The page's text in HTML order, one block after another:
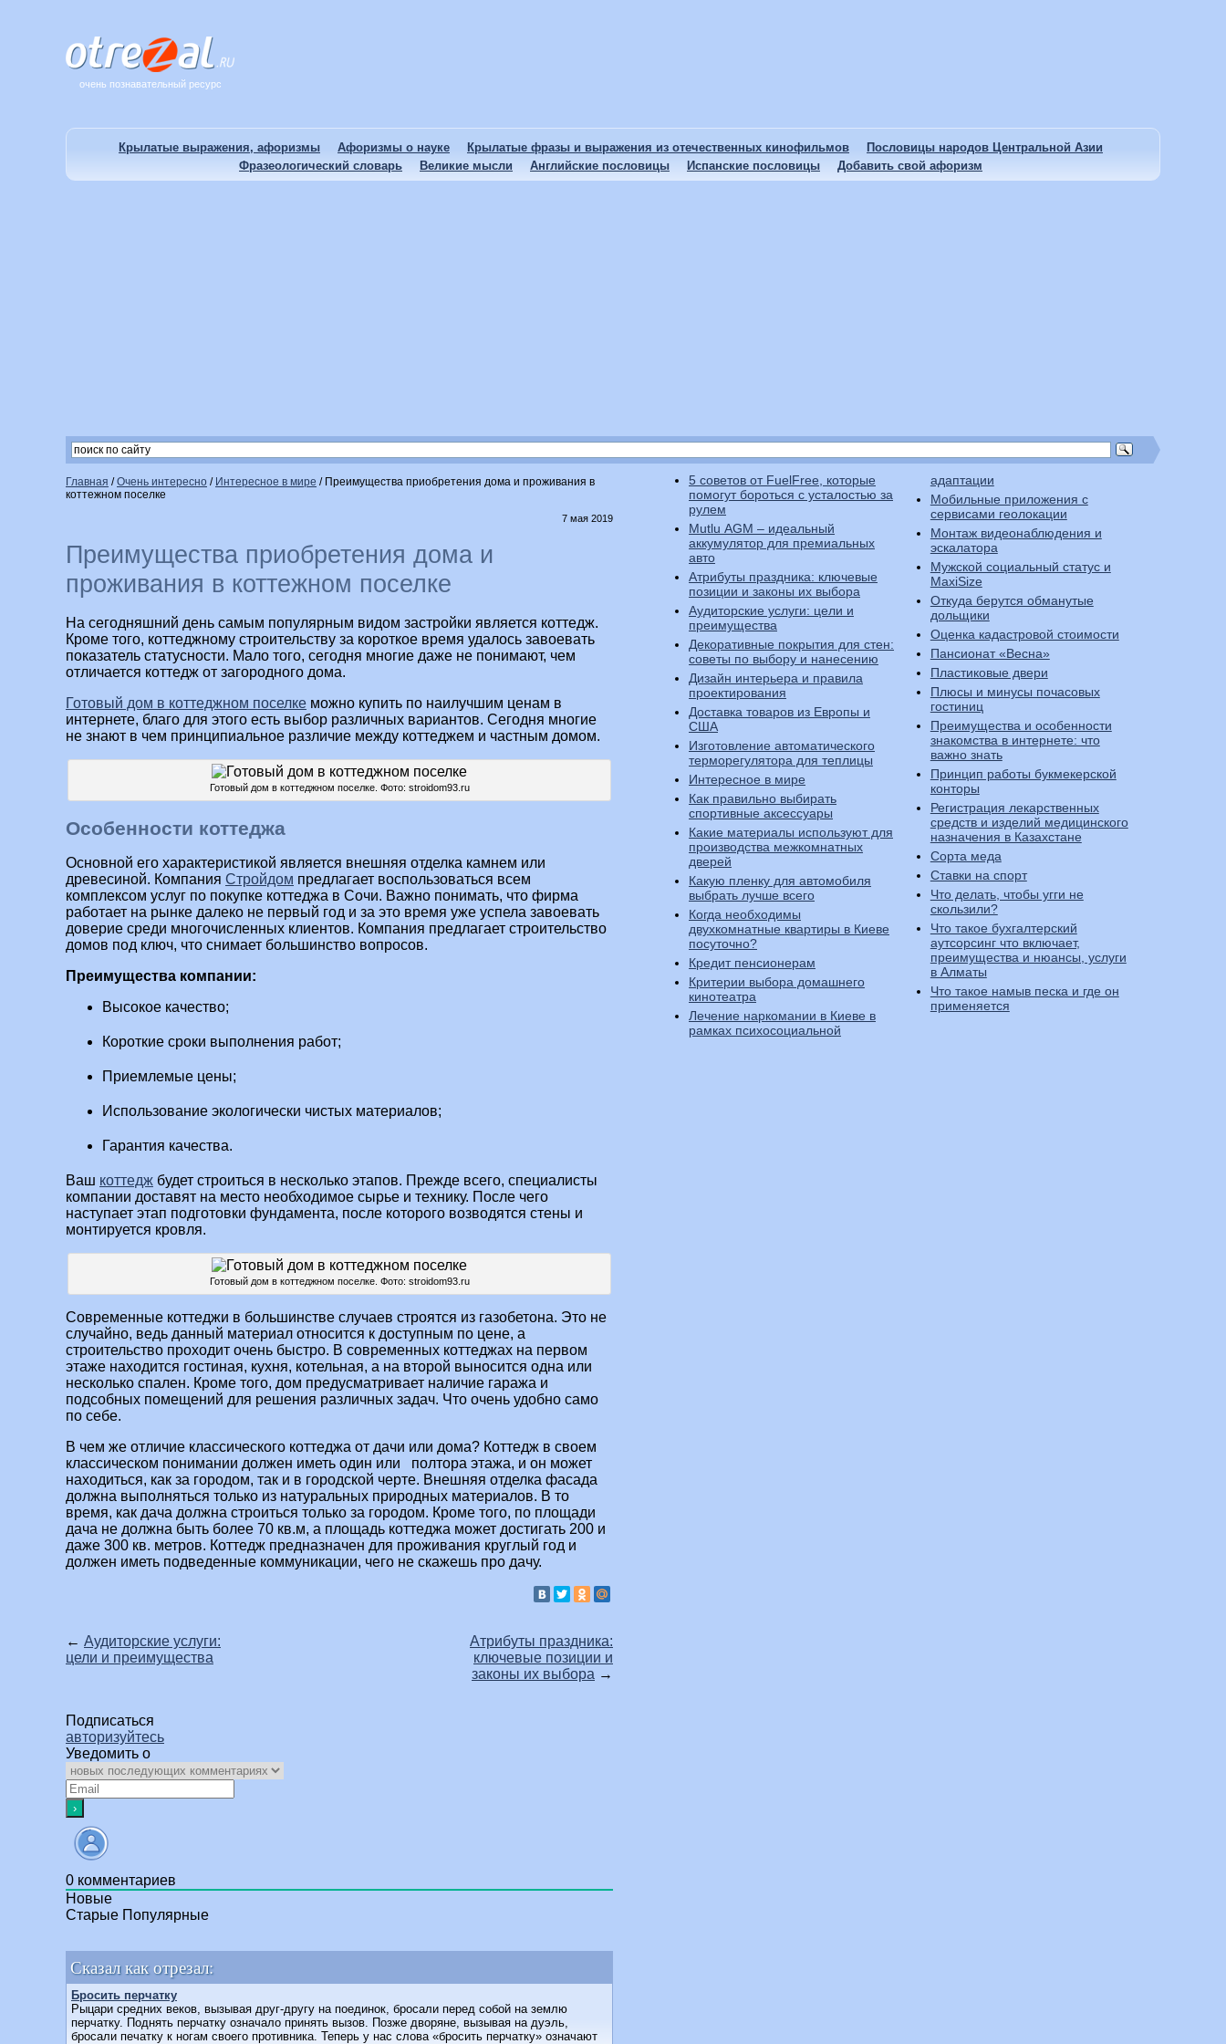
очень познавательный ресурс
Крылатые выражения, афоризмы Афоризмы о науке Крылатые фразы и выражения из отечественных кинофильмов
Пословицы народов Центральной Азии
Фразеологический словарь
Великие мысли Английские пословицы Испанские пословицы Добавить свой афоризм
Главная /Очень интересно / Интересное в мире / Преимущества приобретения дома и проживания в
коттежном поселке
7 мая 2019
Преимущества приобретения дома и
проживания в коттежном поселке
На сегодняшний день самым популярным видом застройки является коттедж.
Кроме того, коттеджному строительству за короткое время удалось завоевать
показатель статусности. Мало того, сегодня многие даже не понимают, чем
отличается коттедж от загородного дома.
Готовый дом в коттеджном поселке можно купить по наилучшим ценам в
интернете, благо для этого есть выбор различных вариантов. Сегодня многие
не знают в чем принципиальное различие между коттеджем и частным домом.
Готовый дом в коттеджном поселке. Фото: stroidom93.ru
Особенности коттеджа
Основной его характеристикой является внешняя отделка камнем или
древесиной. Компания Стройдом предлагает воспользоваться всем
комплексом услуг по покупке коттеджа в Сочи. Важно понимать, что фирма
работает на рынке далеко не первый год и за это время уже успела завоевать
доверие среди многочисленных клиентов. Компания предлагает строительство
домов под ключ, что снимает большинство вопросов.
Преимущества компании:
Высокое качество;
Короткие сроки выполнения работ;
Приемлемые цены;
Использование экологически чистых материалов;
Гарантия качества.
Ваш коттедж будет строиться в несколько этапов. Прежде всего, специалисты
компании доставят на место необходимое сырье и технику. После чего
наступает этап подготовки фундамента, после которого возводятся стены и
монтируется кровля.
Готовый дом в коттеджном поселке. Фото: stroidom93.ru
Современные коттеджи в большинстве случаев строятся из газобетона. Это не
случайно, ведь данный материал относится к доступным по цене, а
строительство проходит очень быстро. В современных коттеджах на первом
этаже находится гостиная, кухня, котельная, а на второй выносится одна или
несколько спален. Кроме того, дом предусматривает наличие гаража и
подсобных помещений для решения различных задач. Что очень удобно само
по себе.
В чем же отличие классического коттеджа от дачи или дома? Коттедж в своем
классическом понимании должен иметь один или полтора этажа, и он может
находиться, как за городом, так и в городской черте. Внешняя отделка фасада
должна выполняться только из натуральных природных материалов. В то
время, как дача должна строиться только за городом. Кроме того, по площади
дача не должна быть более 70 кв.м, а площадь коттеджа может достигать 200 и
даже 300 кв. метров. Коттедж предназначен для проживания круглый год и
должен иметь подведенные коммуникации, чего не скажешь про дачу.
← Аудиторские услуги:
цели и преимущества
Атрибуты праздника:
ключевые позиции и
законы их выбора →
Подписаться
авторизуйтесь
Уведомить о
0 комментариев
Новые
Старые Популярные
Сказал как отрезал:
Бросить перчатку
Рыцари средних веков, вызывая друг-другу на поединок, бросали перед собой на землю
перчатку. Поднять перчатку означало принять вызов. Позже дворяне, вызывая на дуэль,
бросали печатку к ногам своего противника. Теперь у нас слова «бросить перчатку» означают
5 советов от FuelFree, которые
помогут бороться с усталостью за
рулем
Mutlu AGM – идеальный
аккумулятор для премиальных
авто
Атрибуты праздника: ключевые
позиции и законы их выбора
Аудиторские услуги: цели и
преимущества
Декоративные покрытия для стен:
советы по выбору и нанесению
Дизайн интерьера и правила
проектирования
Доставка товаров из Европы и
США
Изготовление автоматического
терморегулятора для теплицы
Интересное в мире
Как правильно выбирать
спортивные аксессуары
Какие материалы используют для
производства межкомнатных
дверей
Какую пленку для автомобиля
выбрать лучше всего
Когда необходимы
двухкомнатные квартиры в Киеве
посуточно?
Кредит пенсионерам
Критерии выбора домашнего
кинотеатра
Лечение наркомании в Киеве в
рамках психосоциальной
адаптации
Мобильные приложения с
сервисами геолокации
Монтаж видеонаблюдения и
эскалатора
Мужской социальный статус и
MaxiSize
Откуда берутся обманутые
дольщики
Оценка кадастровой стоимости
Пансионат «Весна»
Пластиковые двери
Плюсы и минусы почасовых
гостиниц
Преимущества и особенности
знакомства в интернете: что
важно знать
Принцип работы букмекерской
конторы
Регистрация лекарственных
средств и изделий медицинского
назначения в Казахстане
Сорта меда
Ставки на спорт
Что делать, чтобы угги не
скользили?
Что такое бухгалтерский
аутсорсинг что включает,
преимущества и нюансы, услуги
в Алматы
Что такое намыв песка и где он
применяется